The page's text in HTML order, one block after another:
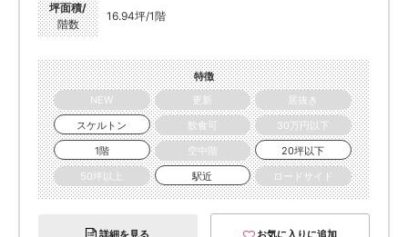
坪面積/
階数
16.94坪/1階
特徴
NEW
更新
居抜き
スケルトン
飲食可
30万円以下
1階
空中階
20坪以下
50坪以上
駅近 ロードサイド
詳細を見る お気に入りに追加